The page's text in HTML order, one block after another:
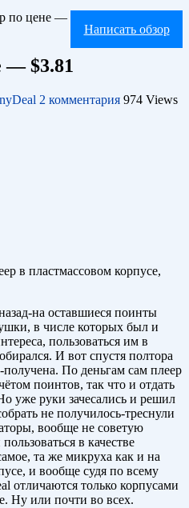
Написать обзор
по цене —
— $3.81
2 комментария 974 Views
в пластмассовом корпусе,
на оставшиеся поинты
в числе которых был и
пользоваться им в
И вот спустя полтора
По деньгам сам плеер
поинтов, так что и отдать
уже руки зачесались и решил
не получилось-треснули
вообще не советую
в качестве
та же микруха как и на
и вообще судя по всему
отличаются только корпусами
Ну или почти во всех.